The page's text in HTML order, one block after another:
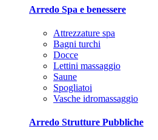
Arredo Spa e benessere
Attrezzature spa
Bagni turchi
Docce
Lettini massaggio
Saune
Spogliatoi
Vasche idromassaggio
Arredo Strutture Pubbliche